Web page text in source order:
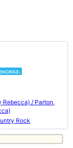
Rebecca) / Parton,
Rock